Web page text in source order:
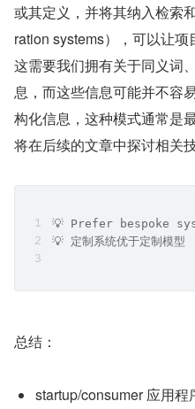
或其定义，并将其纳入检索
ration systems），可以让项
这需要我们拥有关于同义词
息，而这些信息可能并不容
构化信息，这种模式通常是
将在后续的文章中探讨相关技
💡 Prefer bespoke
💡 定制系统优于定制模型
总结：
startup/consumer 应用